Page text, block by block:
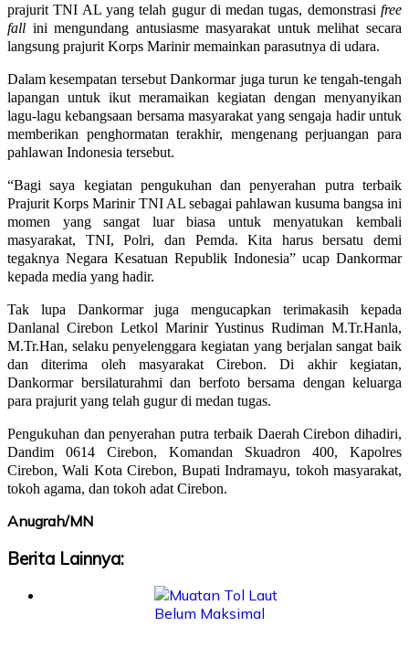
prajurit TNI AL yang telah gugur di medan tugas, demonstrasi free
fall ini mengundang antusiasme masyarakat untuk melihat secara
langsung prajurit Korps Marinir memainkan parasutnya di udara.
Dalam kesempatan tersebut Dankormar juga turun ke tengah-tengah
lapangan untuk ikut meramaikan kegiatan dengan menyanyikan
lagu-lagu kebangsaan bersama masyarakat yang sengaja hadir untuk
memberikan penghormatan terakhir, mengenang perjuangan para
pahlawan Indonesia tersebut.
“Bagi saya kegiatan pengukuhan dan penyerahan putra terbaik
Prajurit Korps Marinir TNI AL sebagai pahlawan kusuma bangsa ini
momen yang sangat luar biasa untuk menyatukan kembali
masyarakat, TNI, Polri, dan Pemda. Kita harus bersatu demi
tegaknya Negara Kesatuan Republik Indonesia” ucap Dankormar
kepada media yang hadir.
Tak lupa Dankormar juga mengucapkan terimakasih kepada
Danlanal Cirebon Letkol Marinir Yustinus Rudiman M.Tr.Hanla,
M.Tr.Han, selaku penyelenggara kegiatan yang berjalan sangat baik
dan diterima oleh masyarakat Cirebon. Di akhir kegiatan,
Dankormar bersilaturahmi dan berfoto bersama dengan keluarga
para prajurit yang telah gugur di medan tugas.
Pengukuhan dan penyerahan putra terbaik Daerah Cirebon dihadiri,
Dandim 0614 Cirebon, Komandan Skuadron 400, Kapolres
Cirebon, Wali Kota Cirebon, Bupati Indramayu, tokoh masyarakat,
tokoh agama, dan tokoh adat Cirebon.
Anugrah/MN
Berita Lainnya: